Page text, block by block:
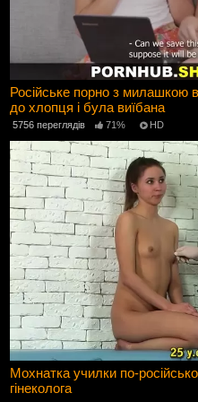
Російське порно з милашкою
до хлопця і була виїбана
5756 переглядів 71% HD
Мохнатка училки по-
гінеколога